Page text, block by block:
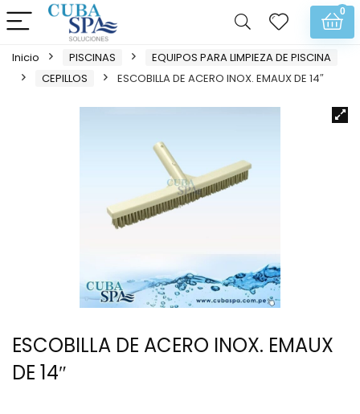
0
Inicio PISCINAS
EQUIPOS PARA LIMPIEZA DE PISCINA
CEPILLOS
ESCOBILLA DE ACERO INOX. EMAUX DE 14″
ESCOBILLA DE ACERO INOX. EMAUX
DE 14″